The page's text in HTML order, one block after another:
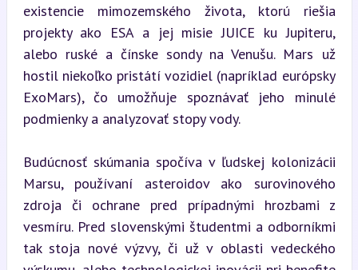
existencie mimozemského života, ktorú riešia
projekty ako ESA a jej misie JUICE ku Jupiteru,
alebo ruské a čínske sondy na Venušu. Mars už
hostil niekoľko pristátí vozidiel (napríklad európsky
ExoMars), čo umožňuje spoznávať jeho minulé
podmienky a analyzovať stopy vody.
Budúcnosť skúmania spočíva v ľudskej kolonizácii
Marsu, používaní asteroidov ako surovinového
zdroja či ochrane pred prípadnými hrozbami z
vesmíru. Pred slovenskými študentmi a odborníkmi
tak stoja nové výzvy, či už v oblasti vedeckého